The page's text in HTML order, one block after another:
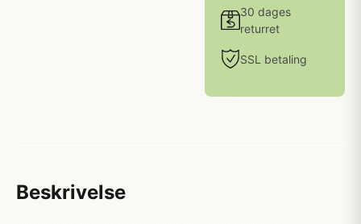
30 dages
returret
SSL betaling
Beskrivelse